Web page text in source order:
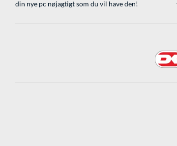
din nye pc nøjagtigt som du vil have den!